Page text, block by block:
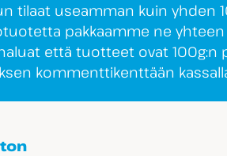
tilaat useamman kuin yhden
pakkaamme ne
että tuotteet ovat 100g:n
kommenttikenttään